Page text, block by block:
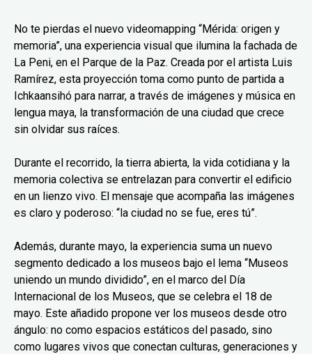
No te pierdas el nuevo videomapping “Mérida: origen y
memoria”, una experiencia visual que ilumina la fachada de
La Peni, en el Parque de la Paz. Creada por el artista Luis
Ramírez, esta proyección toma como punto de partida a
Ichkaansihó para narrar, a través de imágenes y música en
lengua maya, la transformación de una ciudad que crece
sin olvidar sus raíces.
Durante el recorrido, la tierra abierta, la vida cotidiana y la
memoria colectiva se entrelazan para convertir el edificio
en un lienzo vivo. El mensaje que acompaña las imágenes
es claro y poderoso: “la ciudad no se fue, eres tú”.
Además, durante mayo, la experiencia suma un nuevo
segmento dedicado a los museos bajo el lema “Museos
uniendo un mundo dividido”, en el marco del Día
Internacional de los Museos, que se celebra el 18 de
mayo. Este añadido propone ver los museos desde otro
ángulo: no como espacios estáticos del pasado, sino
como lugares vivos que conectan culturas, generaciones y